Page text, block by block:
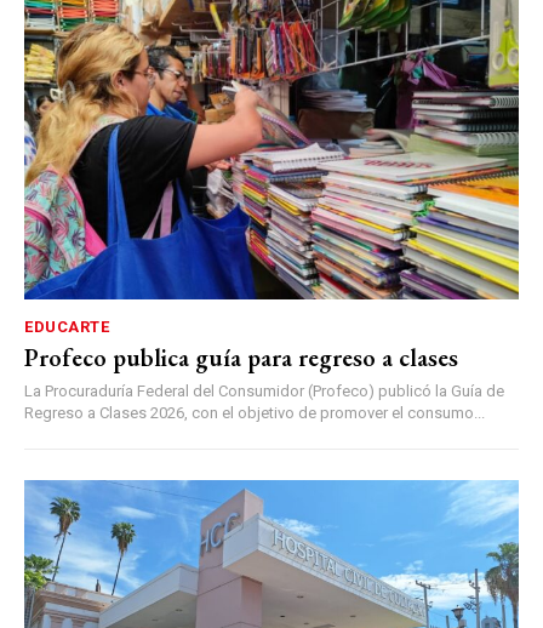
EDUCARTE
Profeco publica guía para regreso a clases
La Procuraduría Federal del Consumidor (Profeco) publicó la Guía de
Regreso a Clases 2026, con el objetivo de promover el consumo...